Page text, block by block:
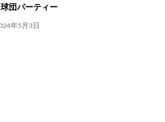
団パーティー
年5月3日